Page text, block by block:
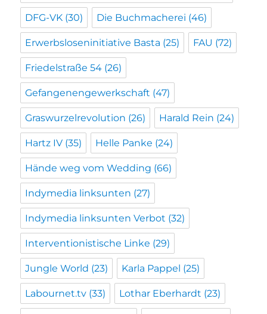
DFG-VK (30) Die Buchmacherei (46)
Erwerbsloseninitiative Basta (25) FAU (72)
Friedelstraße 54 (26)
Gefangenengewerkschaft (47)
Graswurzelrevolution (26) Harald Rein (24)
Hartz IV (35) Helle Panke (24)
Hände weg vom Wedding (66)
Indymedia linksunten (27)
Indymedia linksunten Verbot (32)
Interventionistische Linke (29)
Jungle World (23) Karla Pappel (25)
Labournet.tv (33) Lothar Eberhardt (23)